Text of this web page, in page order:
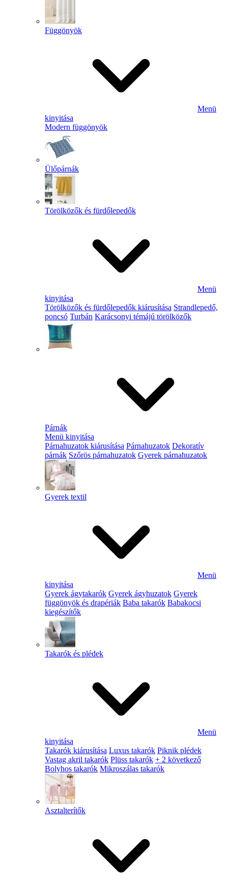
Függönyök
Menü
kinyitása
Modern függönyök
Ülőpárnák
Törölközők és fürdőlepedők
Menü
kinyitása
Törölközők és fürdőlepedők kiárusítása Strandlepedő,
poncsó Turbán Karácsonyi témájú törölközők
Párnák
Menü kinyitása
Párnahuzatok kiárusítása Párnahuzatok Dekoratív
párnák Szőrös párnahuzatok Gyerek párnahuzatok
Gyerek textil
Menü
kinyitása
Gyerek ágytakarók Gyerek ágyhuzatok Gyerek
függönyök és drapériák Baba takarók Babakocsi
kiegészítők
Takarók és plédek
Menü
kinyitása
Takarók kiárusítása Luxus takarók Piknik plédek
Vastag akril takarók Plüss takarók + 2 következő
Bolyhos takarók Mikroszálas takarók
Asztalterítők